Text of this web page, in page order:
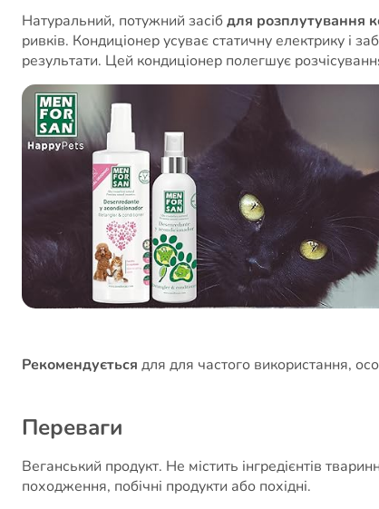
Натуральний, потужний засібдля розплутування
ривків. Кондиціонер усуває статичну електрику і
результати. Цей кондиціонер полегшує
Рекомендується для для частого використання,
Переваги
Веганський продукт. Не містить інгредієнтів
походження, побічні продукти або похідні.